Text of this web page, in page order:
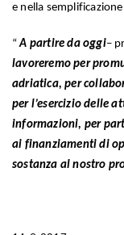
e nella
“A partire da oggi–
lavoreremo per
adriatica, per
per l’esercizio delle
informazioni, per
ai finanziamenti di
sostanza al nostro